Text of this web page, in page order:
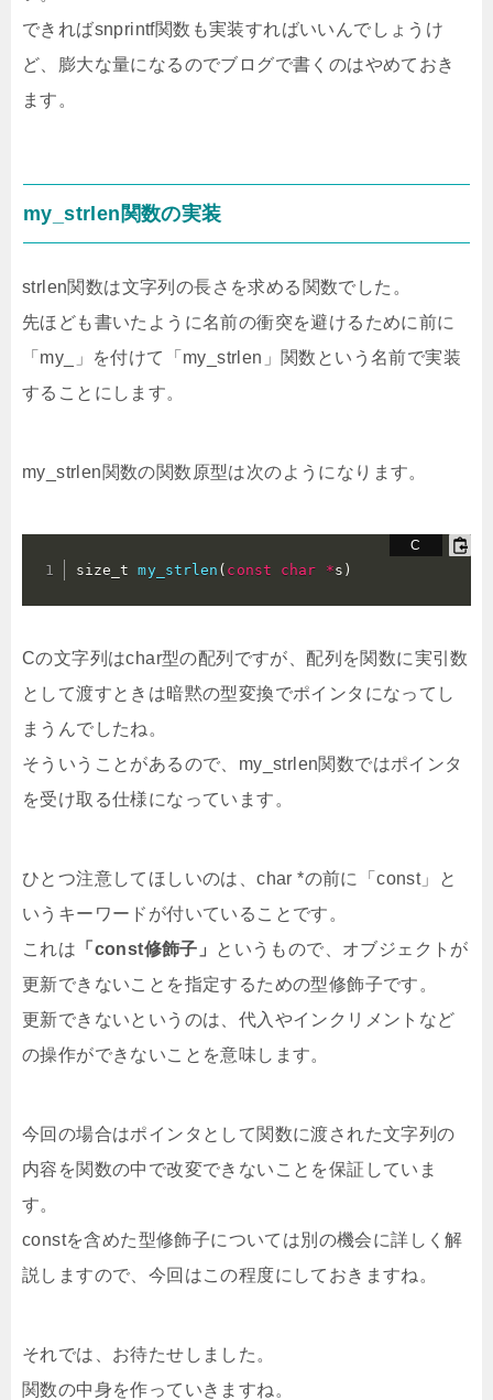
できればsnprintf関数も実装すればいいんでしょうけ
ど、膨大な量になるのでブログで書くのはやめておき
ます。
my_strlen関数の実装
strlen関数は文字列の長さを求める関数でした。
先ほども書いたように名前の衝突を避けるために前に
「my_」を付けて「my_strlen」関数という名前で実装
することにします。
my_strlen関数の関数原型は次のようになります。
size_t my_strlen ( const char *s )
Cの文字列はchar型の配列ですが、配列を関数に実引数
として渡すときは暗黙の型変換でポインタになってし
まうんでしたね。
そういうことがあるので、my_strlen関数ではポインタ
を受け取る仕様になっています。
ひとつ注意してほしいのは、char *の前に「const」と
いうキーワードが付いていることです。
これは 「const修飾子」
というもので、オブジェクトが
更新できないことを指定するための型修飾子です。
更新できないというのは、代入やインクリメントなど
の操作ができないことを意味します。
今回の場合はポインタとして関数に渡された文字列の
内容を関数の中で改変できないことを保証していま
す。
constを含めた型修飾子については別の機会に詳しく解
説しますので、今回はこの程度にしておきますね。
それでは、お待たせしました。
関数の中身を作っていきますね。